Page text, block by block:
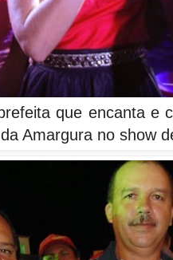
que encanta e
Amargura no show